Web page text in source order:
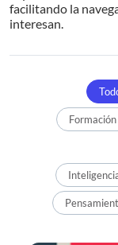
facilitando la
interesan.